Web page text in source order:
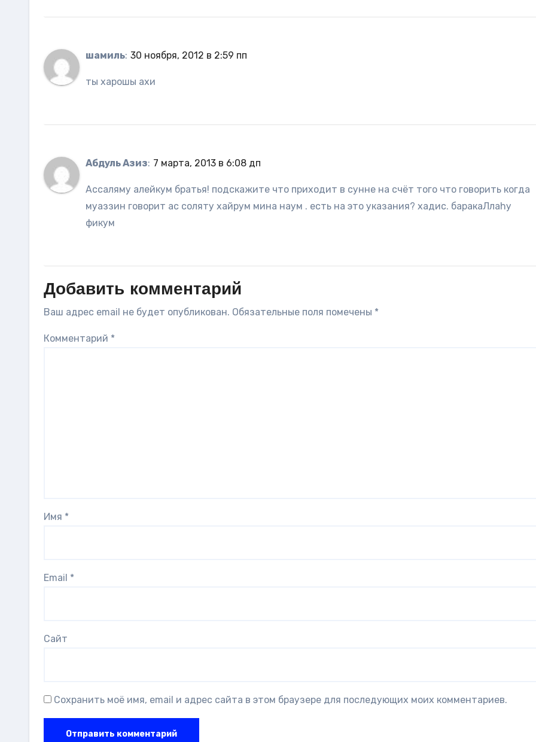
шамиль: 30 ноября, 2012 в 2:59 пп
ты харошы ахи
Абдуль Азиз: 7 марта, 2013 в 6:08 дп
Ассаляму алейкум братья! подскажите что приходит в сунне на счёт того что говорить когда
муаззин говорит ас соляту хайрум мина наум . есть на это указания? хадис. баракаЛлаhу
фикум
Добавить комментарий
Ваш адрес email не будет опубликован. Обязательные поля помечены *
Комментарий *
Имя *
Email *
Сайт
Сохранить моё имя, email и адрес сайта в этом браузере для последующих моих комментариев.